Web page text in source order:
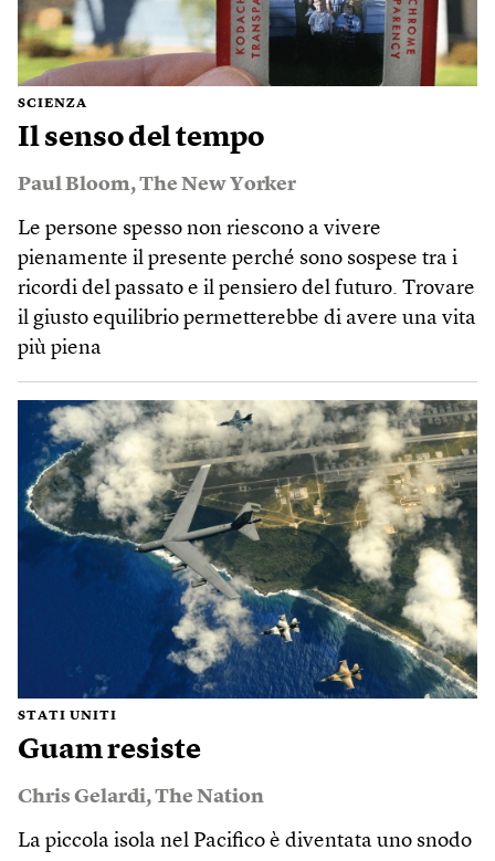
SCIENZA
Il senso del tempo
Paul Bloom,The New Yorker
Le persone spesso non riescono a vivere
pienamente il presente perché sono sospese tra i
ricordi del passato e il pensiero del futuro. Trovare
il giusto equilibrio permetterebbe di avere una vita
più piena
STATI UNITI
Guam resiste
Chris Gelardi,The Nation
La piccola isola nel Pacifico è diventata uno snodo